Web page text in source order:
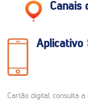
Canais
Aplicativo
Cartão digital, consulta